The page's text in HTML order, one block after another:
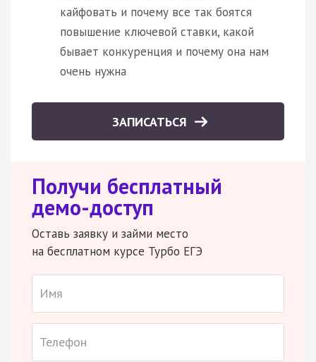
кайфовать и почему все так боятся
повышение ключевой ставки, какой
бывает конкуренция и почему она нам
очень нужна
ЗАПИСАТЬСЯ
Получи бесплатный
демо-доступ
Оставь заявку и займи место
на бесплатном курсе Турбо ЕГЭ